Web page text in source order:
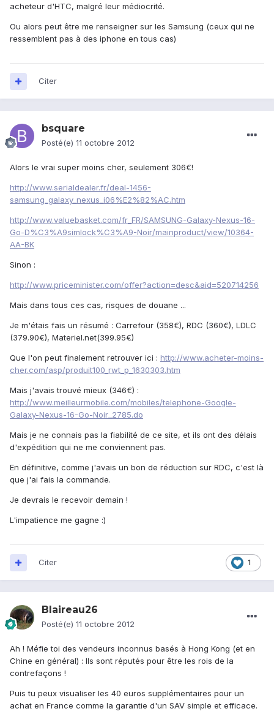
acheteur d'HTC, malgré leur médiocrité.
Ou alors peut être me renseigner sur les Samsung (ceux qui ne
ressemblent pas à des iphone en tous cas)
Citer
bsquare
Posté(e) 11 octobre 2012
Alors le vrai super moins cher, seulement 306€!
http://www.serialdealer.fr/deal-1456-
samsung_galaxy_nexus_i06%E2%82%AC.htm
http://www.valuebasket.com/fr_FR/SAMSUNG-Galaxy-Nexus-16-
Go-D%C3%A9simlock%C3%A9-Noir/mainproduct/view/10364-
AA-BK
Sinon :
http://www.priceminister.com/offer?action=desc&aid=520714256
Mais dans tous ces cas, risques de douane ...
Je m'étais fais un résumé : Carrefour (358€), RDC (360€), LDLC
(379.90€), Materiel.net(399.95€)
Que l'on peut finalement retrouver ici : http://www.acheter-moins-
cher.com/asp/produit100_rwt_p_1630303.htm
Mais j'avais trouvé mieux (346€) :
http://www.meilleurmobile.com/mobiles/telephone-Google-
Galaxy-Nexus-16-Go-Noir_2785.do
Mais je ne connais pas la fiabilité de ce site, et ils ont des délais
d'expédition qui ne me conviennent pas.
En définitive, comme j'avais un bon de réduction sur RDC, c'est là
que j'ai fais la commande.
Je devrais le recevoir demain !
L'impatience me gagne :)
1
Citer
Blaireau26
Posté(e) 11 octobre 2012
Ah ! Méfie toi des vendeurs inconnus basés à Hong Kong (et en
Chine en général) : Ils sont réputés pour être les rois de la
contrefaçons !
Puis tu peux visualiser les 40 euros supplémentaires pour un
achat en France comme la garantie d'un SAV simple et efficace.